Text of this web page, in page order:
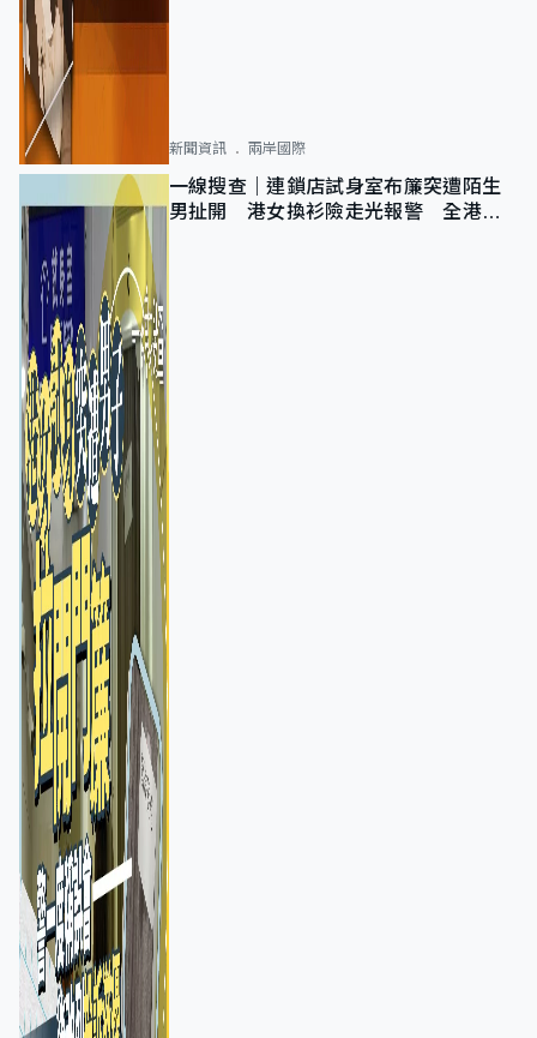
新聞資訊 兩岸國際
一線搜查｜連鎖店試身室布簾突遭陌生
男扯開 港女換衫險走光報警 全港分